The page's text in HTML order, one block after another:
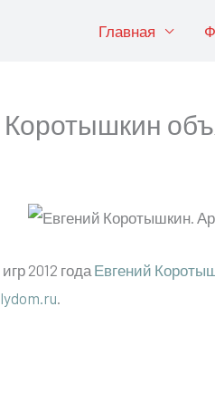
Главная
2012 годаЕвгений
.